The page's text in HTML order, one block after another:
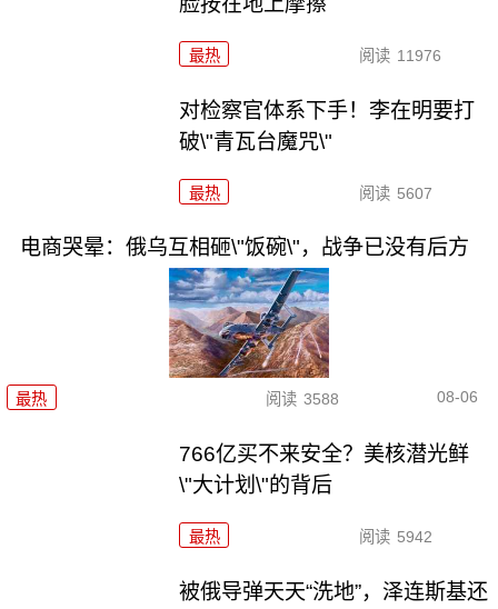
最热 阅读 11976
对检察官体系下手！李在明要打
破\"青瓦台魔咒\"
最热 阅读 5607
电商哭晕：俄乌互相砸\"饭碗\"，战争已没有后方
最热 阅读 3588 08-06
766亿买不来安全？美核潜光鲜
\"大计划\"的背后
最热 阅读 5942
被俄导弹天天“洗地”，泽连斯基还